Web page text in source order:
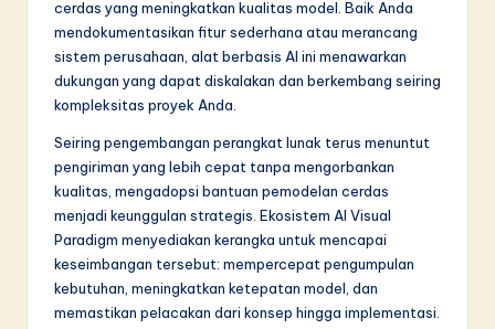
cerdas yang meningkatkan kualitas model. Baik Anda
mendokumentasikan fitur sederhana atau merancang
sistem perusahaan, alat berbasis AI ini menawarkan
dukungan yang dapat diskalakan dan berkembang seiring
kompleksitas proyek Anda.
Seiring pengembangan perangkat lunak terus menuntut
pengiriman yang lebih cepat tanpa mengorbankan
kualitas, mengadopsi bantuan pemodelan cerdas
menjadi keunggulan strategis. Ekosistem AI Visual
Paradigm menyediakan kerangka untuk mencapai
keseimbangan tersebut: mempercepat pengumpulan
kebutuhan, meningkatkan ketepatan model, dan
memastikan pelacakan dari konsep hingga implementasi.